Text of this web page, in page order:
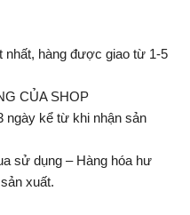
hàng được giao từ 1-5
CỦA SHOP
ngày kể từ khi nhận sản
sử dụng – Hàng hóa hư
xuất.